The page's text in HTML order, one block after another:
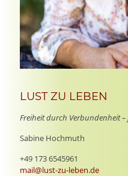
LUST ZU LEBEN
Freiheit durch Verbundenheit
Sabine Hochmuth
+49 173 6545961
mail@lust-zu-leben.de